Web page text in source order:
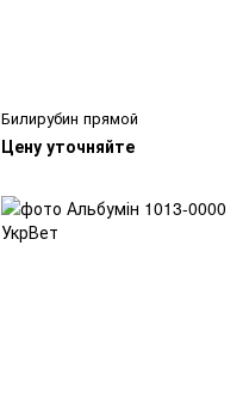
Билирубин прямой
Цену уточняйте